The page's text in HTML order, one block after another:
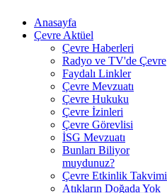
Anasayfa
Çevre Aktüel
Çevre Haberleri
Radyo ve TV'de Çevre
Faydalı Linkler
Çevre Mevzuatı
Çevre Hukuku
Çevre İzinleri
Çevre Görevlisi
İSG Mevzuatı
Bunları Biliyor
muydunuz?
Çevre Etkinlik Takvimi
Atıkların Doğada Yok